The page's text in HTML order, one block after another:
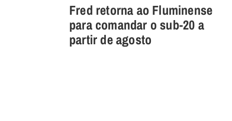
Fred retorna ao Fluminense
para comandar o sub-20 a
partir de agosto